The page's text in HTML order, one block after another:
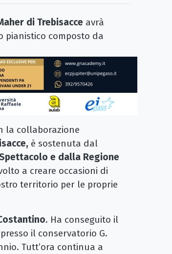
di Trebisacce avrà
pianistico composto da
la collaborazione
è sostenuta dal
e dalla Regione
a creare occasioni di
territorio per le proprie
. Ha conseguito il
il conservatorio G.
Tutt’ora continua a